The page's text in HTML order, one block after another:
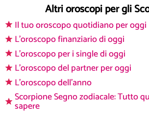
Altri oroscopi per gli
Il tuo oroscopo quotidiano per oggi
L'oroscopo finanziario di oggi
L'oroscopo per i single di oggi
L'oroscopo del partner per oggi
L'oroscopo dell'anno
Scorpione Segno zodiacale: Tutto
sapere